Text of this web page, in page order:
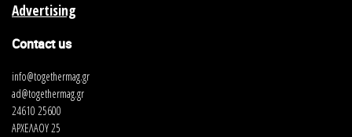
Advertising
Contact us
info@togethermag.gr
ad@togethermag.gr
24610 25600
ΑΡΧΕΛΑΟΥ 25